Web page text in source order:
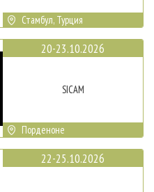
Стамбул, Турция
20-23.10.2026
SICAM
Порденоне
22-25.10.2026